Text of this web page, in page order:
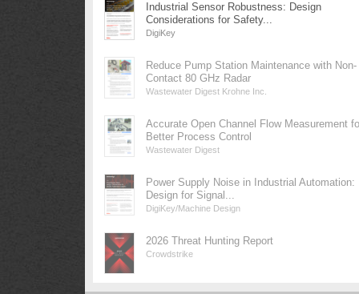
Industrial Sensor Robustness: Design
Considerations for Safety...
DigiKey
Reduce Pump Station Maintenance with Non-
Contact 80 GHz Radar
Wastewater Digest Krohne Inc.
Accurate Open Channel Flow Measurement
Better Process Control
Wastewater Digest
Power Supply Noise in Industrial Automation:
Design for Signal...
DigiKey/Machine Design
2026 Threat Hunting Report
Crowdstrike